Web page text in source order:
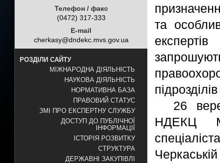
Телефон / факс
(0472) 317-333
E-mail
cherkasy@dndekc.mvs.gov.ua
РОЗДІЛИ САЙТУ
МІЖНАРОДНА ДІЯЛЬНІСТЬ
НАУКОВА ДІЯЛЬНІСТЬ
НОРМАТИВНА БАЗА
ПРАВОВИЙ СТАТУС
ЗМІ ПРО ЕКСПЕРТНУ СЛУЖБУ
ДОСТУП ДО ПУБЛІЧНОЇ
ІНФОРМАЦІЇ
ІСТОРІЯ РОЗВИТКУ
СТРУКТУРА
ДЕРЖАВНІ ЗАКУПІВЛІ
та
26
НДЕКЦ